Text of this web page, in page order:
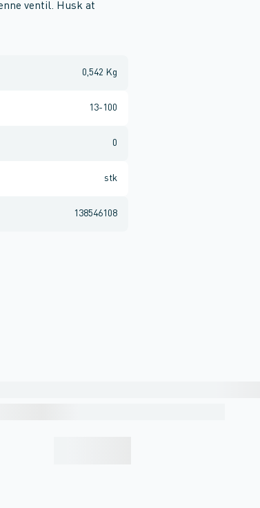
ventil. Husk at
0,542 Kg
13-100
0
stk
138546108